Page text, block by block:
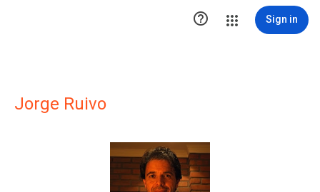
 Sign in
Jorge Ruivo